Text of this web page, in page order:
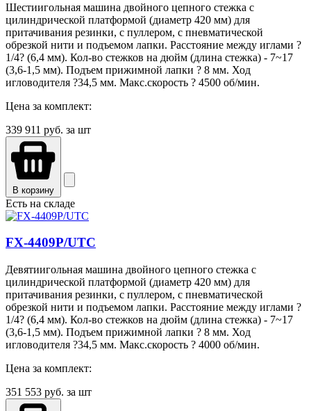
Шестиигольная машина двойного цепного стежка с
цилиндрической платформой (диаметр 420 мм) для
притачивания резинки, с пуллером, с пневматической
обрезкой нити и подъемом лапки. Расстояние между иглами ?
1/4? (6,4 мм). Кол-во стежков на дюйм (длина стежка) - 7~17
(3,6-1,5 мм). Подъем прижимной лапки ? 8 мм. Ход
игловодителя ?34,5 мм. Макс.скорость ? 4500 об/мин.
Цена за комплект:
339 911 руб. за шт
В корзину
Есть на складе
FX-4409P/UTC
Девятиигольная машина двойного цепного стежка с
цилиндрической платформой (диаметр 420 мм) для
притачивания резинки, с пуллером, с пневматической
обрезкой нити и подъемом лапки. Расстояние между иглами ?
1/4? (6,4 мм). Кол-во стежков на дюйм (длина стежка) - 7~17
(3,6-1,5 мм). Подъем прижимной лапки ? 8 мм. Ход
игловодителя ?34,5 мм. Макс.скорость ? 4000 об/мин.
Цена за комплект:
351 553 руб. за шт